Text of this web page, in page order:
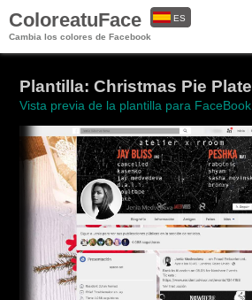
ColoreatuFace
Cambia los colores de Facebook
ES
Plantilla: Christmas Pie Plate
Vista previa de la plantilla para FaceBook